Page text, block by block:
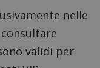
nelle
validi per